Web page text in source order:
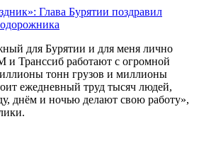
Глава Бурятии поздравил
для Бурятии и для меня лично
и Транссиб работают с огромной
тонн грузов и миллионы
ежедневный труд тысяч людей,
днём и ночью делают свою работу»,